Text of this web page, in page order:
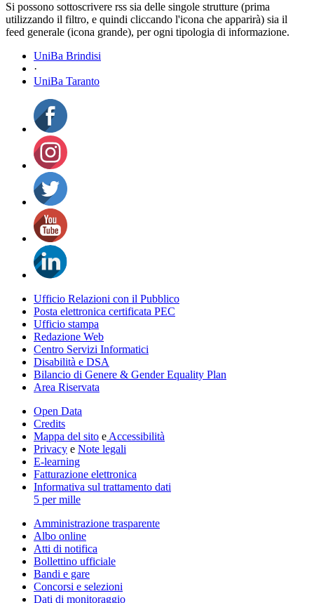
Si possono sottoscrivere rss sia delle singole strutture (prima
utilizzando il filtro, e quindi cliccando l'icona che apparirà) sia il
feed generale (icona grande), per ogni tipologia di informazione.
UniBa Brindisi
·
UniBa Taranto
Ufficio Relazioni con il Pubblico
Posta elettronica certificata PEC
Ufficio stampa
Redazione Web
Centro Servizi Informatici
Disabilità e DSA
Bilancio di Genere & Gender Equality Plan
Area Riservata
Open Data
Credits
Mappa del sito e Accessibilità
Privacy e Note legali
E-learning
Fatturazione elettronica
Informativa sul trattamento dati
5 per mille
Amministrazione trasparente
Albo online
Atti di notifica
Bollettino ufficiale
Bandi e gare
Concorsi e selezioni
Dati di monitoraggio